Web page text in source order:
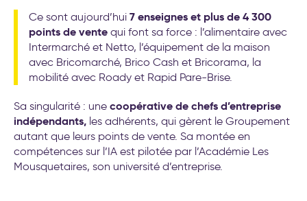
Formations aux nouveaux
modes de travail
20 exemples
d’accompagnement IA pour la
transformation de l’entreprise
Ce sont aujourd’hui 7 enseignes et plus de 4 300
points de vente qui font sa force : l’alimentaire avec
Intermarché et Netto, l’équipement de la maison
avec Bricomarché, Brico Cash et Bricorama, la
mobilité avec Roady et Rapid Pare-Brise.
Sa singularité : une coopérative de chefs d’entreprise
indépendants, les adhérents, qui gèrent le Groupement
autant que leurs points de vente. Sa montée en
compétences sur l’IA est pilotée par l’Académie Les
Mousquetaires, son université d’entreprise.